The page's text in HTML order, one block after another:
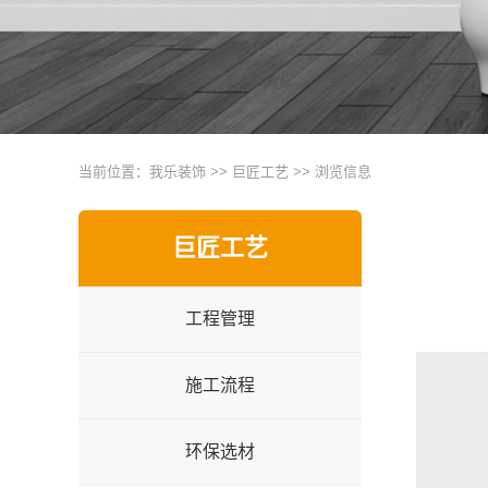
当前位置： 我乐装饰 >> 巨匠工艺 >> 浏览信息
巨匠工艺
工程管理
施工流程
环保选材